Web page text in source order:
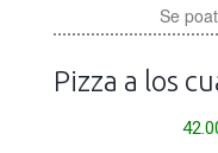
Se
Pizza a los